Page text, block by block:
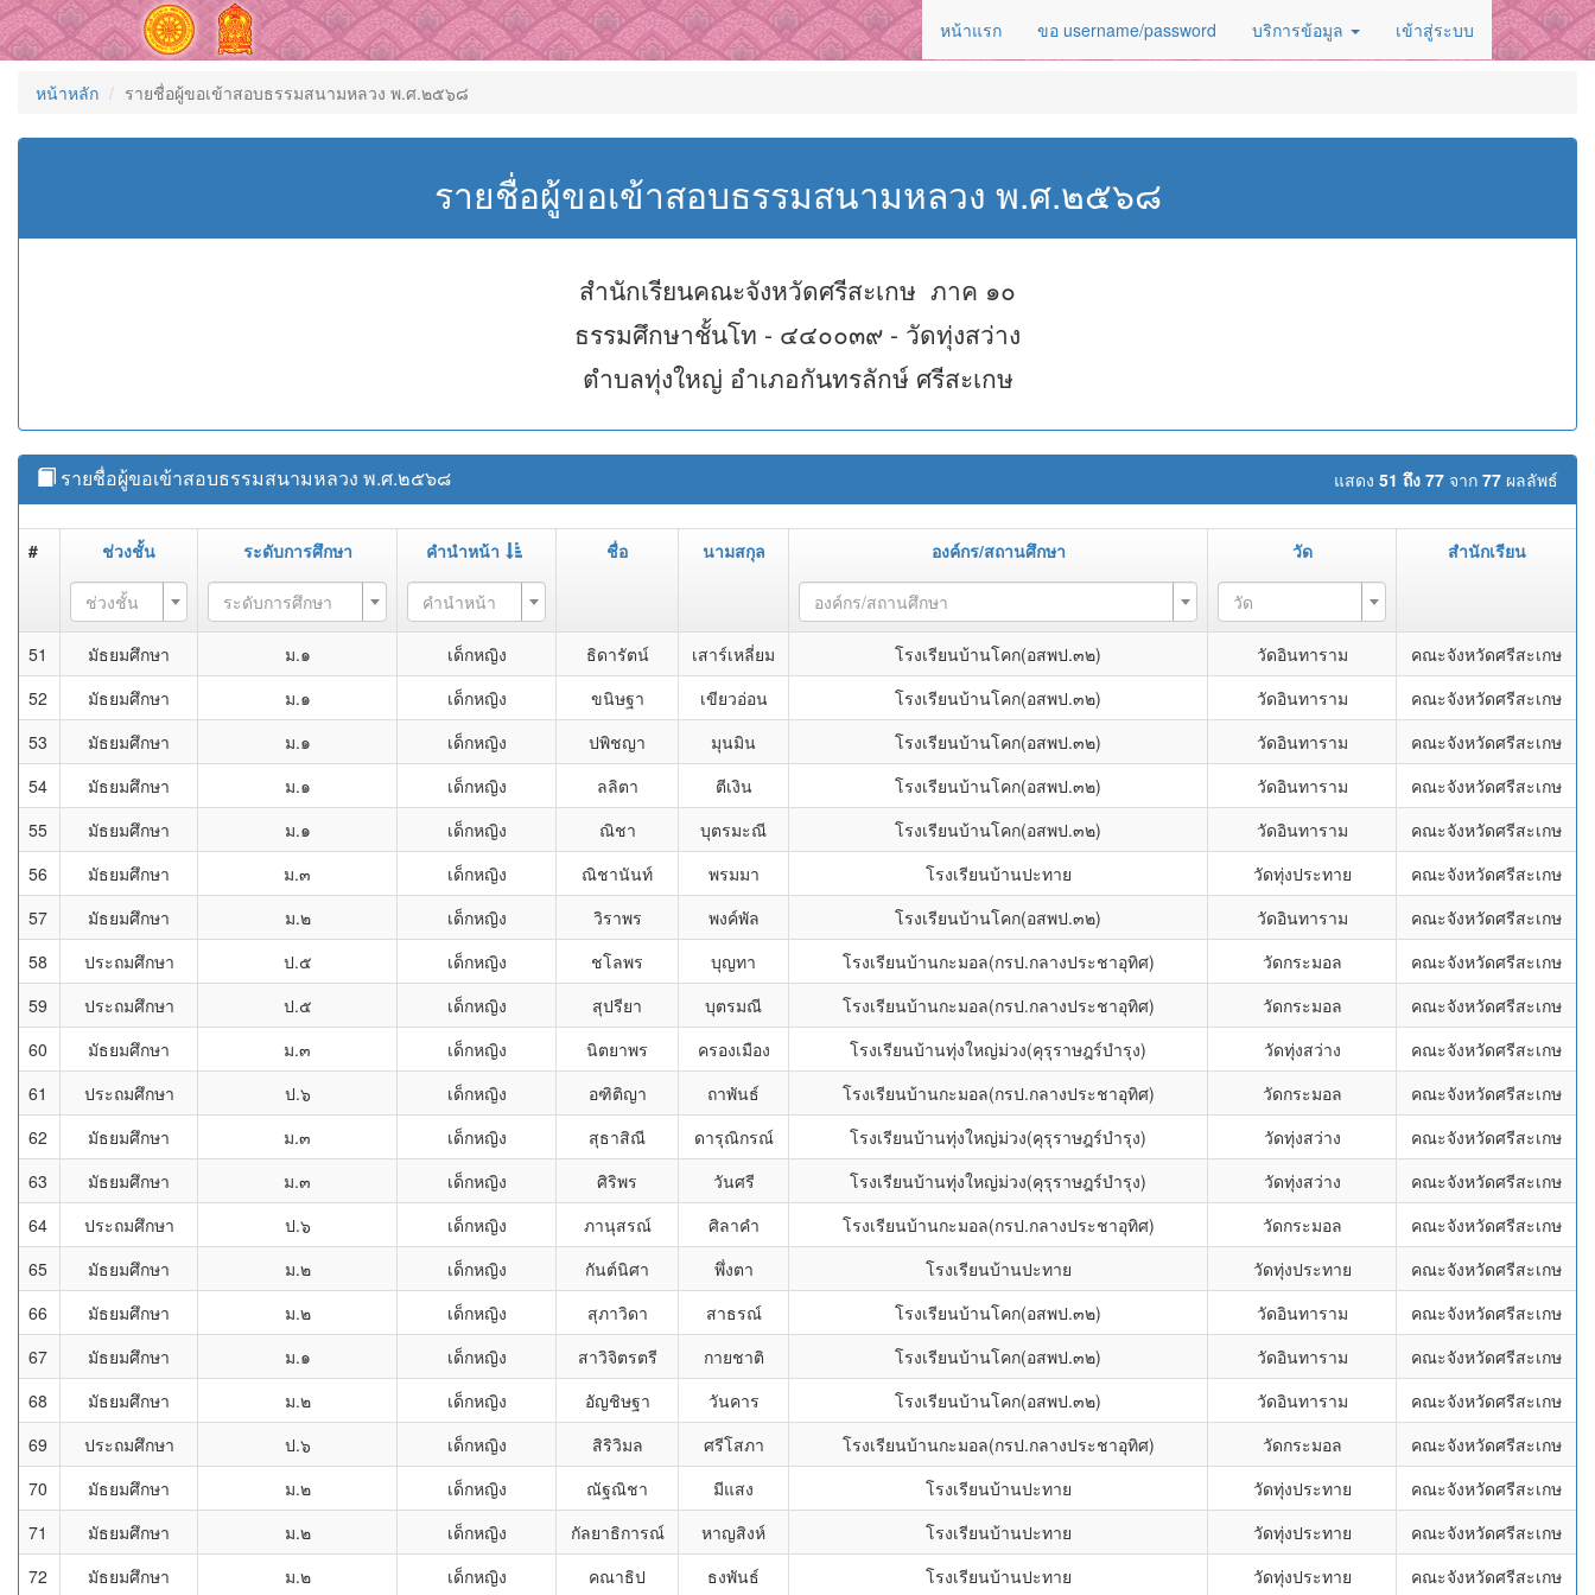
หน้าแรก ขอ username/password บริการข้อมูล เข้าสู่ระบบ
หน้าหลัก รายชื่อผู้ขอเข้าสอบธรรมสนามหลวง พ.ศ.๒๕๖๘
รายชื่อผู้ขอเข้าสอบธรรมสนามหลวง พ.ศ.๒๕๖๘
สำนักเรียนคณะจังหวัดศรีสะเกษ ภาค ๑๐
ธรรมศึกษาชั้นโท - ๔๔๐๐๓๙ - วัดทุ่งสว่าง
ตำบลทุ่งใหญ่ อำเภอกันทรลักษ์ ศรีสะเกษ
แสดง 51 ถึง 77 จาก 77 ผลลัพธ์
รายชื่อผู้ขอเข้าสอบธรรมสนามหลวง พ.ศ.๒๕๖๘
# ช่วงชั้น ระดับการศึกษา คำนำหน้า ชื่อ นามสกุล องค์กร/สถานศึกษา วัด สำนักเรียน
ช่วงชั้น ระดับการศึกษา คำนำหน้า องค์กร/สถานศึกษา วัด
51 มัธยมศึกษา ม.๑ เด็กหญิง ธิดารัตน์ เสาร์เหลี่ยม โรงเรียนบ้านโคก(อสพป.๓๒) วัดอินทาราม
คณะจังหวัดศรีสะเกษ
52
มัธยมศึกษา ม.๑ เด็กหญิง ขนิษฐา เขียวอ่อน โรงเรียนบ้านโคก(อสพป.๓๒) วัดอินทาราม
คณะจังหวัดศรีสะเกษ
53
มัธยมศึกษา ม.๑ เด็กหญิง ปพิชญา มุนมิน โรงเรียนบ้านโคก(อสพป.๓๒) วัดอินทาราม
คณะจังหวัดศรีสะเกษ
54
มัธยมศึกษา ม.๑ เด็กหญิง ลลิตา ตีเงิน โรงเรียนบ้านโคก(อสพป.๓๒) วัดอินทาราม
คณะจังหวัดศรีสะเกษ
55
มัธยมศึกษา ม.๑ เด็กหญิง ณิชา บุตรมะณี โรงเรียนบ้านโคก(อสพป.๓๒) วัดอินทาราม
คณะจังหวัดศรีสะเกษ
56
มัธยมศึกษา ม.๓ เด็กหญิง ณิชานันท์ พรมมา โรงเรียนบ้านปะทาย วัดทุ่งประทาย
คณะจังหวัดศรีสะเกษ
57
มัธยมศึกษา ม.๒ เด็กหญิง วิราพร พงค์พัล โรงเรียนบ้านโคก(อสพป.๓๒) วัดอินทาราม
คณะจังหวัดศรีสะเกษ
58
ประถมศึกษา ป.๕ เด็กหญิง ชโลพร บุญทา โรงเรียนบ้านกะมอล(กรป.กลางประชาอุทิศ) วัดกระมอล
คณะจังหวัดศรีสะเกษ
59
ประถมศึกษา ป.๕ เด็กหญิง สุปรียา บุตรมณี โรงเรียนบ้านกะมอล(กรป.กลางประชาอุทิศ) วัดกระมอล
คณะจังหวัดศรีสะเกษ
60
มัธยมศึกษา ม.๓ เด็กหญิง นิตยาพร ครองเมือง โรงเรียนบ้านทุ่งใหญ่ม่วง(คุรุราษฎร์บำรุง) วัดทุ่งสว่าง
คณะจังหวัดศรีสะเกษ
61
ประถมศึกษา ป.๖ เด็กหญิง อฑิติญา ถาพันธ์ โรงเรียนบ้านกะมอล(กรป.กลางประชาอุทิศ) วัดกระมอล
คณะจังหวัดศรีสะเกษ
62
มัธยมศึกษา ม.๓ เด็กหญิง สุธาสิณี ดารุณิกรณ์ โรงเรียนบ้านทุ่งใหญ่ม่วง(คุรุราษฎร์บำรุง) วัดทุ่งสว่าง
คณะจังหวัดศรีสะเกษ
63
มัธยมศึกษา ม.๓ เด็กหญิง ศิริพร วันศรี โรงเรียนบ้านทุ่งใหญ่ม่วง(คุรุราษฎร์บำรุง) วัดทุ่งสว่าง
คณะจังหวัดศรีสะเกษ
64
ประถมศึกษา ป.๖ เด็กหญิง ภานุสรณ์ ศิลาคำ โรงเรียนบ้านกะมอล(กรป.กลางประชาอุทิศ) วัดกระมอล
คณะจังหวัดศรีสะเกษ
65
มัธยมศึกษา ม.๒ เด็กหญิง กันต์นิศา พึ่งตา โรงเรียนบ้านปะทาย วัดทุ่งประทาย
คณะจังหวัดศรีสะเกษ
66
มัธยมศึกษา ม.๒ เด็กหญิง สุภาวิดา สาธรณ์ โรงเรียนบ้านโคก(อสพป.๓๒) วัดอินทาราม
คณะจังหวัดศรีสะเกษ
67
มัธยมศึกษา ม.๑ เด็กหญิง สาวิจิตรตรี กายชาติ โรงเรียนบ้านโคก(อสพป.๓๒) วัดอินทาราม
คณะจังหวัดศรีสะเกษ
68
มัธยมศึกษา ม.๒ เด็กหญิง อัญชิษฐา วันคาร โรงเรียนบ้านโคก(อสพป.๓๒) วัดอินทาราม
คณะจังหวัดศรีสะเกษ
69
ประถมศึกษา ป.๖ เด็กหญิง สิริวิมล ศรีโสภา โรงเรียนบ้านกะมอล(กรป.กลางประชาอุทิศ) วัดกระมอล
คณะจังหวัดศรีสะเกษ
70
มัธยมศึกษา ม.๒ เด็กหญิง ณัฐณิชา มีแสง โรงเรียนบ้านปะทาย วัดทุ่งประทาย
คณะจังหวัดศรีสะเกษ
71
มัธยมศึกษา ม.๒ เด็กหญิง กัลยาธิการณ์ หาญสิงห์ โรงเรียนบ้านปะทาย วัดทุ่งประทาย
คณะจังหวัดศรีสะเกษ
72
มัธยมศึกษา ม.๒ เด็กหญิง คณาธิป ธงพันธ์ โรงเรียนบ้านปะทาย วัดทุ่งประทาย คณะจังหวัดศรีสะเกษ